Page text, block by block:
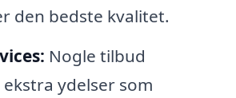
den bedste kvalitet.
Nogle tilbud
ydelser som